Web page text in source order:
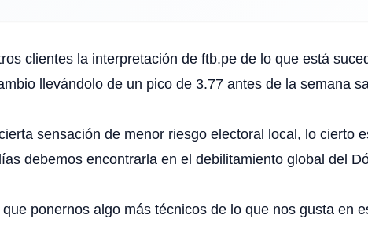
clientes la interpretación de ftb.pe de lo que está
llevándolo de un pico de 3.77 antes de la semana
sensación de menor riesgo electoral local, lo cierto
debemos encontrarla en el debilitamiento global del
ponernos algo más técnicos de lo que nos gusta en